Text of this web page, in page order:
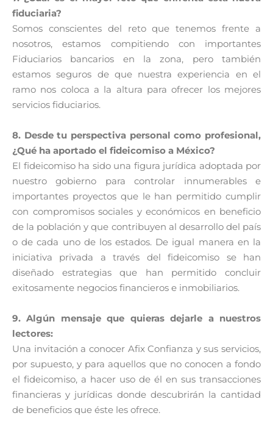
fiduciaria?
Somos conscientes del reto que tenemos frente a
nosotros, estamos compitiendo con importantes
Fiduciarios bancarios en la zona, pero también
estamos seguros de que nuestra experiencia en el
ramo nos coloca a la altura para ofrecer los mejores
servicios fiduciarios.
8. Desde tu perspectiva personal como profesional,
¿Qué ha aportado el fideicomiso a México?
El fideicomiso ha sido una figura jurídica adoptada por
nuestro gobierno para controlar innumerables e
importantes proyectos que le han permitido cumplir
con compromisos sociales y económicos en beneficio
de la población y que contribuyen al desarrollo del país
o de cada uno de los estados. De igual manera en la
iniciativa privada a través del fideicomiso se han
diseñado estrategias que han permitido concluir
exitosamente negocios financieros e inmobiliarios.
9. Algún mensaje que quieras dejarle a nuestros
lectores:
Una invitación a conocer Afix Confianza y sus servicios,
por supuesto, y para aquellos que no conocen a fondo
el fideicomiso, a hacer uso de él en sus transacciones
financieras y jurídicas donde descubrirán la cantidad
de beneficios que éste les ofrece.